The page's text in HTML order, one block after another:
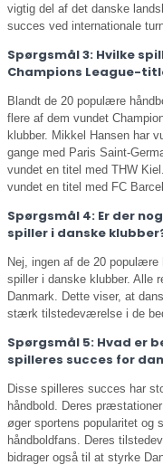
vigtig del af det danske
succes ved internationale
Spørgsmål 3: Hvilke
Champions League-
Blandt de 20 populære
flere af dem vundet
klubber. Mikkel Hansen har
gange med Paris Saint-
vundet en titel med THW
vundet en titel med FC
Spørgsmål 4: Er der
spiller i danske
Nej, ingen af de 20 populære
spiller i danske klubber. Alle
Danmark. Dette viser, at
stærk tilstedeværelse i de
Spørgsmål 5: Hvad er
spilleres succes for
Disse spilleres succes har
håndbold. Deres
øger sportens popularitet og
håndboldfans. Deres
bidrager også til at styrke